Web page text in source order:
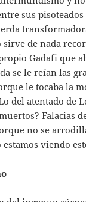
sus
sirve de nada
Gadafi que
se le reían las
le tocaba la
del atentado de
Falacias
no se
estamos viendo